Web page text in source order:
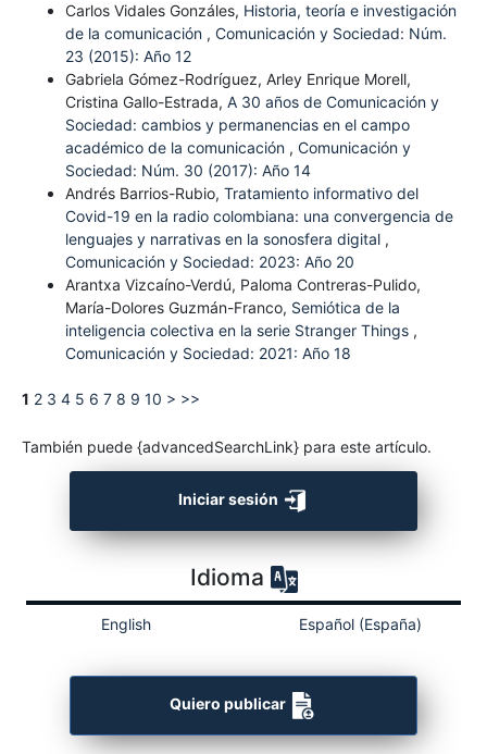
Carlos Vidales Gonzáles, Historia, teoría e investigación
de la comunicación , Comunicación y Sociedad: Núm.
23 (2015): Año 12
Gabriela Gómez-Rodríguez, Arley Enrique Morell,
Cristina Gallo-Estrada, A 30 años de Comunicación y
Sociedad: cambios y permanencias en el campo
académico de la comunicación , Comunicación y
Sociedad: Núm. 30 (2017): Año 14
Andrés Barrios-Rubio, Tratamiento informativo del
Covid-19 en la radio colombiana: una convergencia de
lenguajes y narrativas en la sonosfera digital ,
Comunicación y Sociedad: 2023: Año 20
Arantxa Vizcaíno-Verdú, Paloma Contreras-Pulido,
María-Dolores Guzmán-Franco, Semiótica de la
inteligencia colectiva en la serie Stranger Things ,
Comunicación y Sociedad: 2021: Año 18
1 2 3 4 5 6 7 8 9 10 > >>
También puede {advancedSearchLink} para este artículo.
Iniciar sesión
Idioma
English Español (España)
Quiero publicar